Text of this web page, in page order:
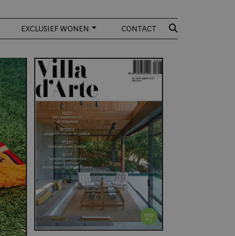
EXCLUSIEF WONEN CONTACT